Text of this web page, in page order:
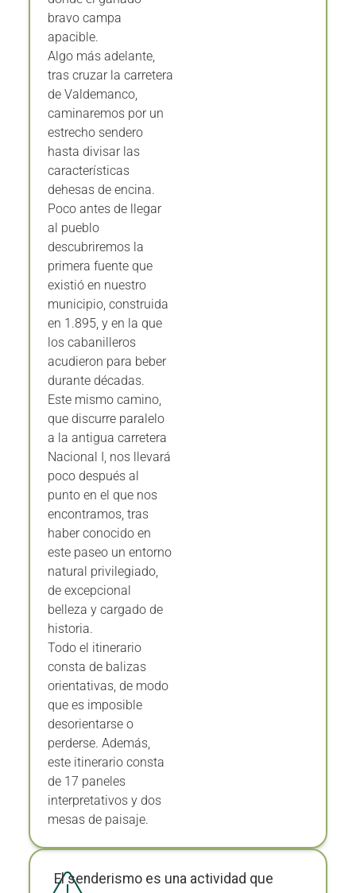
bravo campa
apacible.
Algo más adelante,
tras cruzar la carretera
de Valdemanco,
caminaremos por un
estrecho sendero
hasta divisar las
características
dehesas de encina.
Poco antes de llegar
al pueblo
descubriremos la
primera fuente que
existió en nuestro
municipio, construida
en 1.895, y en la que
los cabanilleros
acudieron para beber
durante décadas.
Este mismo camino,
que discurre paralelo
a la antigua carretera
Nacional I, nos llevará
poco después al
punto en el que nos
encontramos, tras
haber conocido en
este paseo un entorno
natural privilegiado,
de excepcional
belleza y cargado de
historia.
Todo el itinerario
consta de balizas
orientativas, de modo
que es imposible
desorientarse o
perderse. Además,
este itinerario consta
de 17 paneles
interpretativos y dos
mesas de paisaje.
El senderismo es una actividad que